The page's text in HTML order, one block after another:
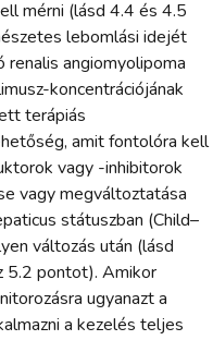
mérni (lásd 4.4 és 4.5
lebomlási idejét
renalis angiomyolipoma
koncentrációjának
terápiás
amit fontolóra kell
vagy -inhibitorok
vagy megváltoztatása
státuszban (Child–
változás után (lásd
5.2 pontot). Amikor
ugyanazt a
a kezelés teljes